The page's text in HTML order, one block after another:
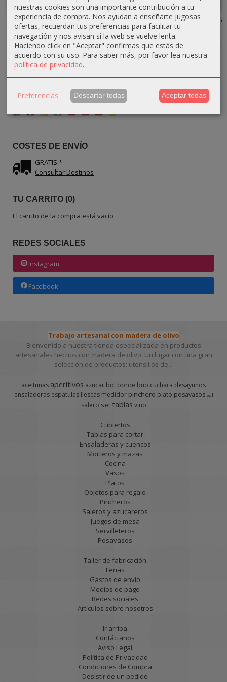
IDIOMA
COSTES DE ENVÍO
GRATIS *
Consultar Destinos
TU CARRITO (0)
El carrito de la compra está vacío
REDES SOCIALES
Instagram
Facebook
Reloj de Arena
de Madera de
olivo 3...
19,80 €22,00 €
Reloj de Arena
Media Luna –
Madera...
18,90 €21,00 €
Reloj de arena
pequeño de
madera de...
20,90 € 22,00 €
Reloj de arena
27,90 €
31,00 €
Trabajo artesanal con madera de olivo
Bienvenido a nuestra tienda especializada en productos
artesanales hechos con madera de olivo. Un lugar con una gran
selección de productos: utensilios de...
aceitunas aperitivos azucar bol borde buo cuchara desayunos
ensaladeras espatulas llescas medidor pinchero plato posavasos sal
salero set tablas vino
Cubiertos
Tablas para cortar
Ensaladeras y cuencos
Morteros y mazas
Cocina
Vasos
Platos
Objetos para regalo
Pincheros
Saleros y azucareros
Juegos de mesa
Servilleteros
Posavasos
Taller de fabricación
Ferias
Gastos de envío
Medios de pago
Redes sociales
Artículos sobre nosotros
Ir arriba
Contáctanos
Aviso Legal
Política de Privacidad
Condiciones de Compra
Desistir de un pedido
nuestras cookies son una importante contribución a tu
experiencia de compra. Nos ayudan a enseñarte jugosas
ofertas, recuerdan tus preferencias para facilitar tu
navegación y nos avisan si la web se vuelve lenta.
Haciendo click en "Aceptar" confirmas que estás de
acuerdo con su uso. Para saber más, por favor lea nuestra
política de privacidad.
Preferencias Descartar todas Aceptar todas